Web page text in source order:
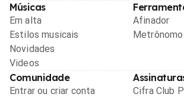
Músicas
Em alta
Estilos musicais
Novidades
Videos
Afinador
Metrônomo
Comunidade
Entrar ou criar conta
Cifra Club